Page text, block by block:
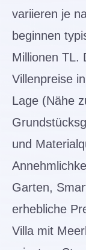
variieren je
beginnen
Millionen TL.
Villenpreise in
Lage (Nähe
und
Garten,
erhebliche
Villa mit